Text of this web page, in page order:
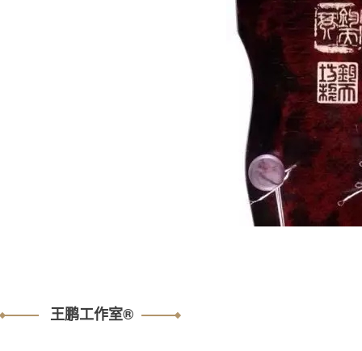
王鹏工作室®